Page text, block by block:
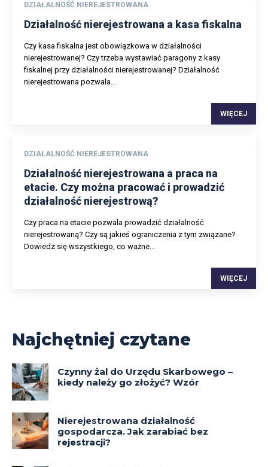
DZIAŁALNOŚĆ NIEREJESTROWANA
Działalność nierejestrowana a kasa fiskalna
Czy kasa fiskalna jest obowiązkowa w działalności
nierejestrowanej? Czy trzeba wystawiać paragony z kasy
fiskalnej przy działalności nierejestrowanej? Działalność
nierejestrowana pozwala...
WIĘCEJ
DZIAŁALNOŚĆ NIEREJESTROWANA
Działalność nierejestrowana a praca na
etacie. Czy można pracować i prowadzić
działalność nierejestrową?
Czy praca na etacie pozwala prowadzić działalność
nierejestrowaną? Czy są jakieś ograniczenia z tym związane?
Dowiedz się wszystkiego, co ważne...
WIĘCEJ
Najchętniej czytane
Czynny żal do Urzędu Skarbowego –
kiedy należy go złożyć? Wzór
Nierejestrowana działalność
gospodarcza. Jak zarabiać bez
rejestracji?